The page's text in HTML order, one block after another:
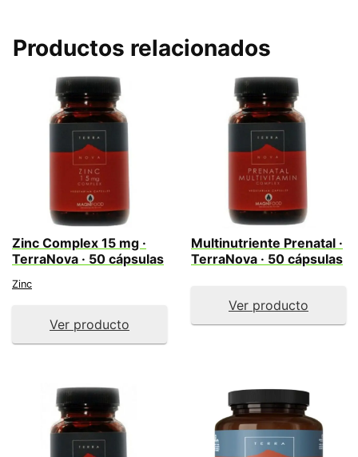
Productos relacionados
Zinc Complex 15 mg ·
TerraNova · 50 cápsulas
Zinc
Ver producto
Multinutriente Prenatal ·
TerraNova · 50 cápsulas
Ver producto